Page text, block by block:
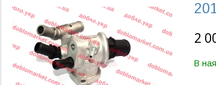
2
В